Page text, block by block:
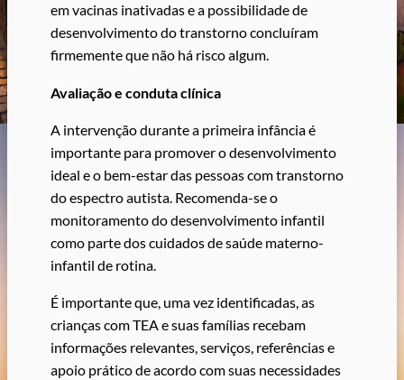
em vacinas inativadas e a possibilidade de
desenvolvimento do transtorno concluíram
firmemente que não há risco algum.
Avaliação e conduta clínica
A intervenção durante a primeira infância é
importante para promover o desenvolvimento
ideal e o bem-estar das pessoas com transtorno
do espectro autista. Recomenda-se o
monitoramento do desenvolvimento infantil
como parte dos cuidados de saúde materno-
infantil de rotina.
É importante que, uma vez identificadas, as
crianças com TEA e suas famílias recebam
informações relevantes, serviços, referências e
apoio prático de acordo com suas necessidades